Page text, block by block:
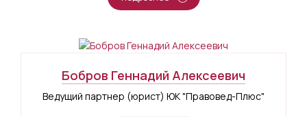
Бобров Геннадий Алексеевич
Ведущий партнер (юрист) ЮК "Правовед-Плюс"